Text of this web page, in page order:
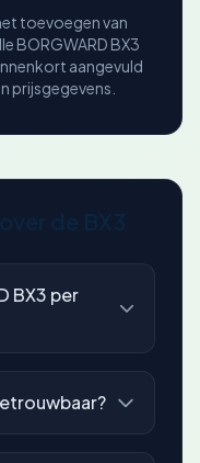
toevoegen van
BORGWARD BX3
aangevuld
prijsgegevens.
BX3 per